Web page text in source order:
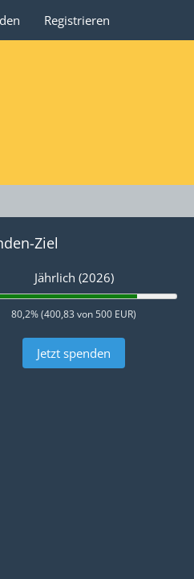
Registrieren
Ziel
Jährlich (2026)
80,2% (400,83 von 500 EUR)
Jetzt spenden